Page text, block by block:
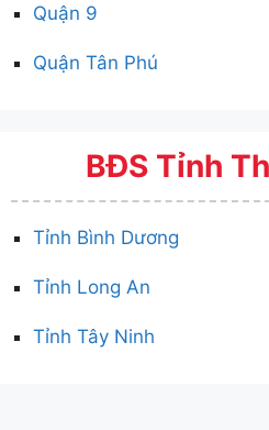
Quận 9
Quận Tân Phú
BĐS Tỉnh
Tỉnh Bình Dương
Tỉnh Long An
Tỉnh Tây Ninh